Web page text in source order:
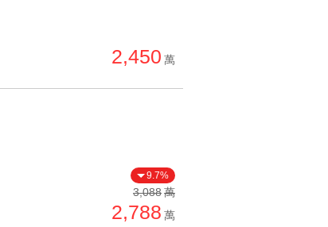
2,450 萬
9.7%
3,088萬
2,788 萬